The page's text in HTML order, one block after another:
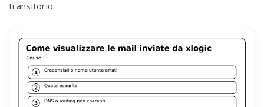
transitorio.